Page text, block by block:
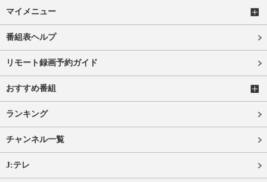
マイメニュー
番組表ヘルプ
リモート録画予約ガイド
おすすめ番組
ランキング
チャンネル一覧
J:テレ